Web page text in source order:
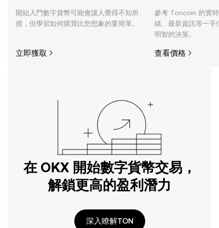
開始入門數字貨幣可能會讓人覺得不知所
措，但學習如何購買比您想象的要簡單。
立即獲取
參考 Toncoin 的實
緒、最新資訊等一手
明智的決策。
查看價格
在 OKX 開始數字貨幣交易，
解鎖更高的盈利潛力
深入瞭解TON